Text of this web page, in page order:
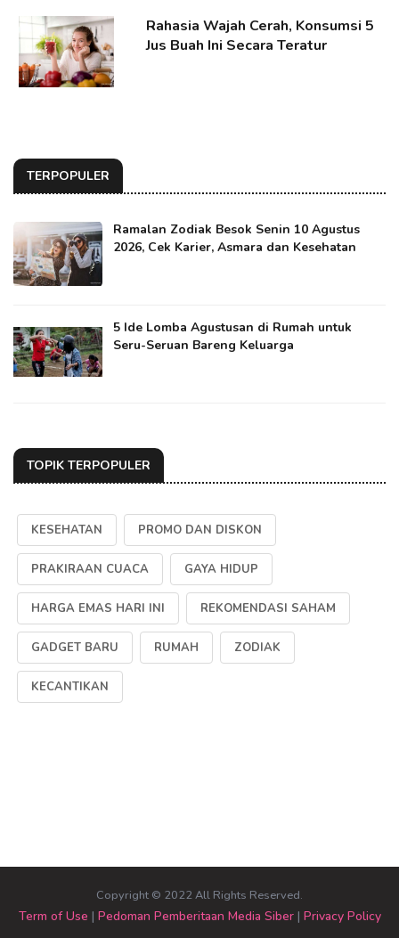
Rahasia Wajah Cerah, Konsumsi 5
Jus Buah Ini Secara Teratur
TERPOPULER
Ramalan Zodiak Besok Senin 10 Agustus
2026, Cek Karier, Asmara dan Kesehatan
5 Ide Lomba Agustusan di Rumah untuk
Seru-Seruan Bareng Keluarga
TOPIK TERPOPULER
KESEHATAN PROMO DAN DISKON
PRAKIRAAN CUACA GAYA HIDUP
HARGA EMAS HARI INI REKOMENDASI SAHAM
GADGET BARU RUMAH ZODIAK
KECANTIKAN
Copyright © 2022 All Rights Reserved.
Term of Use | Pedoman Pemberitaan Media Siber| Privacy Policy